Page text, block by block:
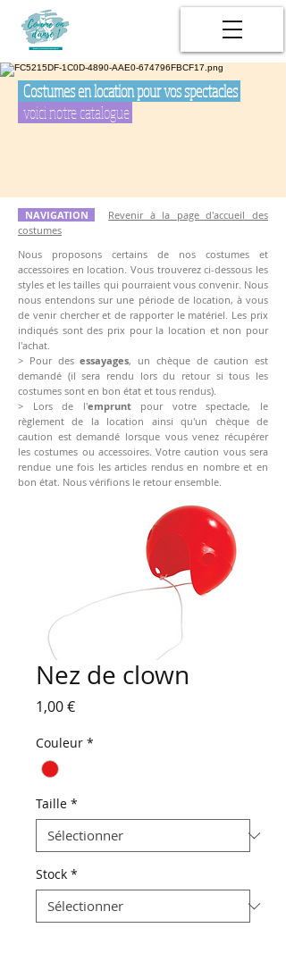
Costumes en location pour vos spectacles
voici notre catalogue
NAVIGATION
Revenir à la page d'accueil des
costumes
Nous proposons certains de nos costumes et
accessoires en location. Vous trouverez ci-dessous les
styles et les tailles qui pourraient vous convenir. Nous
nous entendons sur une période de location, à vous
de venir chercher et de rapporter le matériel. Les prix
indiqués sont des prix pour la location et non pour
l'achat.
> Pour desessayages, un chèque de caution est
demandé (il sera rendu lors du retour si tous les
costumes sont en bon état et tous rendus).
> Lors de l'empruntpour votre spectacle, le
règlement de la location ainsi qu'un chèque de
caution est demandé lorsque vous venez récupérer
les costumes ou accessoires. Votre caution vous sera
rendue une fois les articles rendus en nombre et en
bon état. Nous vérifions le retour ensemble.
Nez de clown
1,00 €Prix
Couleur *
Taille *
Stock *